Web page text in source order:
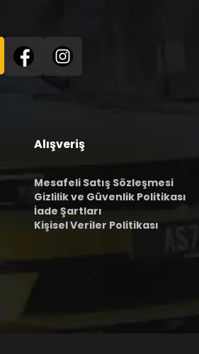
Alışveriş
Mesafeli Satış Sözleşmesi
Gizlilik ve Güvenlik Politikası
İade Şartları
Kişisel Veriler Politikası